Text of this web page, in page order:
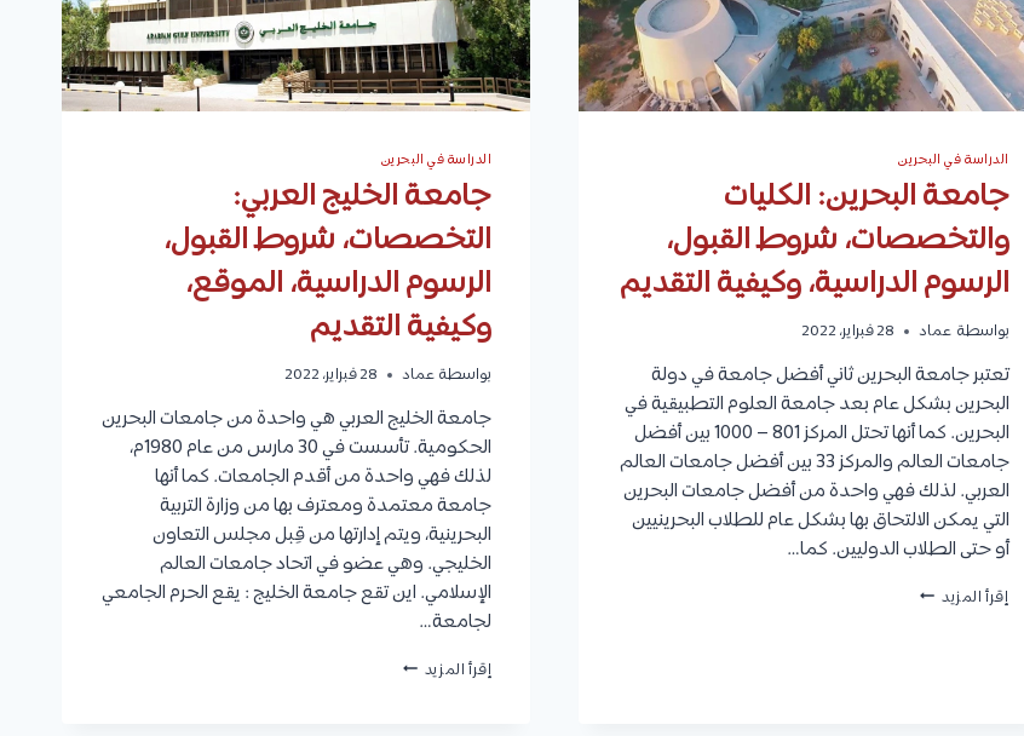
الدراسة في البحرين
جامعة البحرين: الكليات
والتخصصات، شروط القبول،
الرسوم الدراسية، وكيفية التقديم
بواسطة عماد 28 فبراير، 2022
تعتبر جامعة البحرين ثاني أفضل جامعة في دولة
البحرين بشكل عام بعد جامعة العلوم التطبيقية في
البحرين. كما أنها تحتل المركز 801 – 1000 بين أفضل
جامعات العالم والمركز 33 بين أفضل جامعات العالم
العربي. لذلك فهي واحدة من أفضل جامعات البحرين
التي يمكن الالتحاق بها بشكل عام للطلاب البحرينيين
أو حتى الطلاب الدوليين. كما…
إقرأ المزيد جامعة
الدراسة في البحرين
جامعة الخليج العربي:
التخصصات، شروط القبول،
الرسوم الدراسية، الموقع،
وكيفية التقديم
بواسطة عماد 28 فبراير، 2022
جامعة الخليج العربي هي واحدة من جامعات البحرين
الحكومية. تأسست في 30 مارس من عام 1980م،
لذلك فهي واحدة من أقدم الجامعات. كما أنها
جامعة معتمدة ومعترف بها من وزارة التربية
البحرينية، ويتم إدارتها من قِبل مجلس التعاون
الخليجي. وهي عضو في اتحاد جامعات العالم
الإسلامي. اين تقع جامعة الخليج : يقع الحرم الجامعي
لجامعة…
إقرأ المزيد جامعة